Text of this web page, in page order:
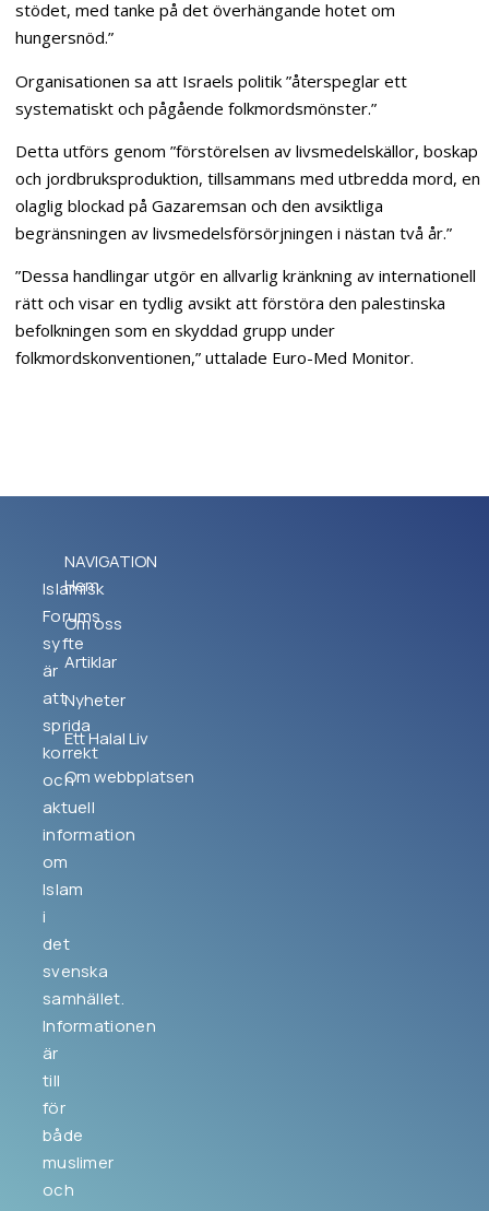
stödet, med tanke på det överhängande hotet om
hungersnöd.”
Organisationen sa att Israels politik ”återspeglar ett
systematiskt och pågående folkmordsmönster.”
Detta utförs genom ”förstörelsen av livsmedelskällor, boskap
och jordbruksproduktion, tillsammans med utbredda mord, en
olaglig blockad på Gazaremsan och den avsiktliga
begränsningen av livsmedelsförsörjningen i nästan två år.”
”Dessa handlingar utgör en allvarlig kränkning av internationell
rätt och visar en tydlig avsikt att förstöra den palestinska
befolkningen som en skyddad grupp under
folkmordskonventionen,” uttalade Euro-Med Monitor.
Islamisk
Forums
syfte
är
att
sprida
korrekt
och
aktuell
information
om
Islam
i
det
svenska
samhället.
Informationen
är
till
för
både
muslimer
och
NAVIGATION
Hem
Om oss
Artiklar
Nyheter
Ett Halal Liv
Om webbplatsen